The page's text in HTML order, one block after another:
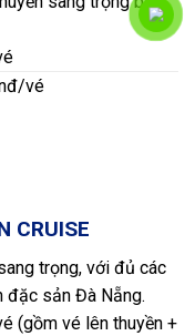
vé
CRUISE
trọng, với đủ các
đặc sản Đà Nẵng.
(gồm vé lên thuyền +